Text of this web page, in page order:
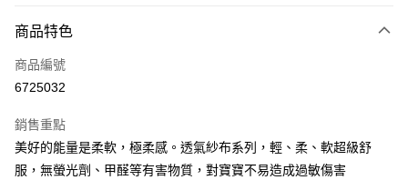
【大哥付你分期使用說明】
2.付款方式選擇「大哥付你分期」，訂單成立後會自動跳轉到大哥付的交易
流程，驗證手機門號後，選擇欲分期的期數、繳款截止日，確認付款後即完
3.實際核准額度、可分期數及費用金額請依後續交易確認頁面所載為準。
4.訂單成立30分鐘內，如未前往確認交易或遇審核未通過，訂單將自動取
消。如遇「轉專審核」未通過狀況，表示未達大哥付你分期系統評分，恕無
法說明評估內容。
相關說明
【關於「AFTEE先享後付」】
便利好安心！
１．簡單：不需註冊會員、不需綁卡、不需儲值。
２．便利：只要手機號碼，簡訊認證，即可結帳。
３．安心：先確認商品／服務後，再付款。
相關說明
「Hami Point」為中華電信所提供之點數服務，可於會員專區綁定中華電信
會員帳號後，即可在購物車使用 Hami Point 折抵消費金額 (1點等於1元)。
ATM付款
商品特色
商品編號
6725032
銷售重點
美好的能量是柔軟，極柔感。透氣紗布系列，輕、柔、軟超級舒
服，無螢光劑、甲醛等有害物質，對寶寶不易造成過敏傷害